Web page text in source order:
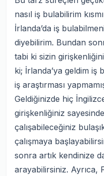
nasıl iş bulabilirim
İrlanda’da iş
diyebilirim. Bundan
tabi ki sizin
ki; İrlanda’ya geldim iş
iş araştırması
Geldiğinizde hiç
girişkenliğiniz
çalışabileceğiniz
çalışmaya
sonra artık kendinize
arayabilirsiniz. Ayrıca,